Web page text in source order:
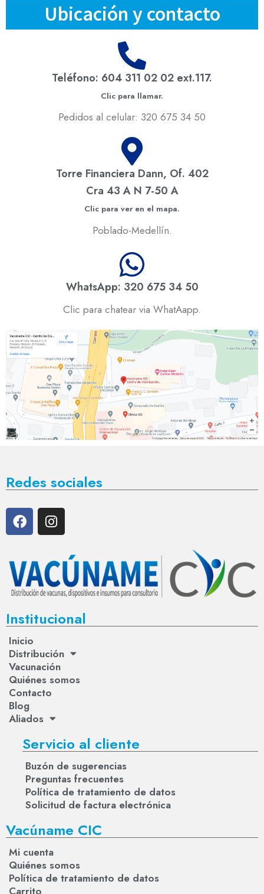
Ubicación y contacto
Teléfono: 604 311 02 02 ext.117.
Clic para llamar.
Pedidos al celular: 320 675 34 50
Torre Financiera Dann, Of. 402
Cra 43 A N 7-50 A
Clic para ver en el mapa.
Poblado-Medellín.
WhatsApp: 320 675 34 50
Clic para chatear via WhatAapp.
Redes sociales
Institucional
Inicio
Distribución
Vacunación
Quiénes somos
Contacto
Blog
Aliados
Servicio al cliente
Buzón de sugerencias
Preguntas frecuentes
Política de tratamiento de datos
Solicitud de factura electrónica
Vacúname CIC
Mi cuenta
Quiénes somos
Política de tratamiento de datos
Carrito